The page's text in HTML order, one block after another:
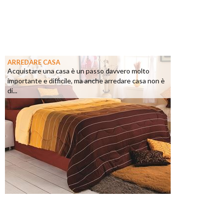
ARREDARE CASA
Acquistare una casa è un passo davvero molto
importante e difficile, ma anche arredare casa non è
di...